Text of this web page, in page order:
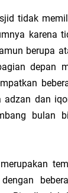
tidak
karena
berupa
depan
adzan dan
bulan